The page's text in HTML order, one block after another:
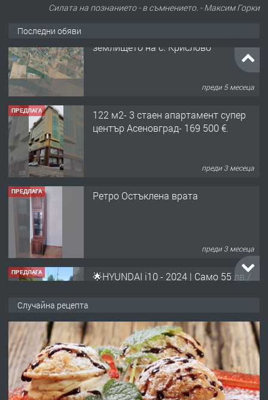
Силата на познанието - в съмнението. - Максим Горки
Последни обяви
ПРЕДЛАГА
122 м2- 3 стаен апартамент супер
ПРЕДЛАГА Ретро Остъклена врата
ПРЕДЛАГА
преди 10 месеца
преди 1 година
ПРЕДЛАГА
Професионална зеленчукорезачка
за заведения и дома
Случайна рецепта